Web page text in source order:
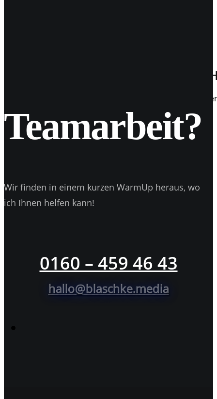
QUICK INFO: Tschüss „Swipe Up“
Instagram führt erneut nun neue Methode ein. Wir alle
Teamarbeit?
Wir finden in einem kurzen WarmUp heraus, wo
ich Ihnen helfen kann!
0160 – 459 46 43
hallo@blaschke.media